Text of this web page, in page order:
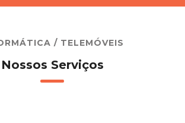
/ TELEMÓVEIS
Nossos Serviços